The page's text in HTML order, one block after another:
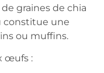
graines de chia
constitue une
ou muffins.
œufs :